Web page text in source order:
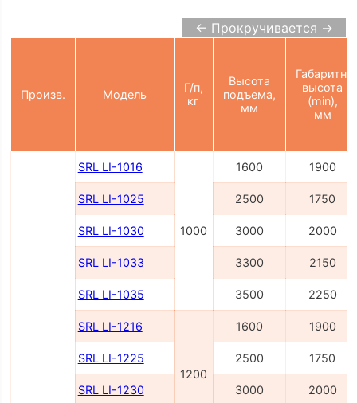
← Прокручивается →
Произв. Модель
Г/п,
кг
Высота
подъема,
мм
Габаритн.
высота
(min),
мм
SRL LI-1016
1000
1600 1900
SRL LI-1025 2500 1750
SRL LI-1030 3000 2000
SRL LI-1033 3300 2150
SRL LI-1035 3500 2250
SRL LI-1216
1200
1600 1900
SRL LI-1225 2500 1750
SRL LI-1230 3000 2000